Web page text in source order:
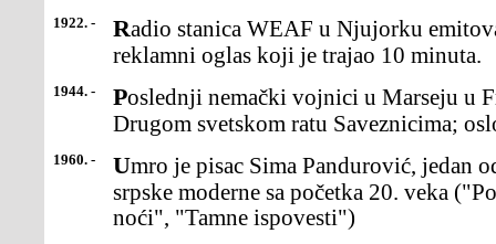
1922. - Radio stanica WEAF u Njujorku emitovala je, prvi put usvetu,
reklamni oglas koji je trajao 10 minuta.
1944. - Poslednji nemački vojnici u Marseju u Francuskoj predalisu se u
Drugom svetskom ratu Saveznicima;
1960. - Umro je pisac Sima Pandurović, jedan od najznačajnijih pesnika
srpske moderne sa početka 20. veka
noći", "Tamne ispovesti")